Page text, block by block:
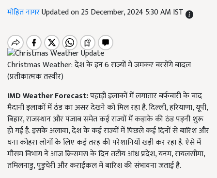
मोहित नागरUpdated on 25 December, 2024 5:30 AM IST
Christmas Weather: देश के इन 6 राज्यों में जमकर बरसेंगे बादल
(प्रतीकात्मक तस्वीर)
IMD Weather Forecast:पहाड़ी इलाकों में लगातार बर्फबारी के बाद
मैदानी इलाकों में ठंड का असर देखने को मिल रहा है. दिल्ली, हरियाणा, यूपी,
बिहार, राजस्थान और पंजाब समेत कई राज्यों में कड़ाके की ठंड पड़नी शुरू
हो गई है. इसके अलावा, देश के कई राज्यों में पिछले कई दिनों से बारिश और
घना कोहरा लोगों के लिए कई तरह की परेशानियों खड़ी कर रहा है. ऐसे में
मौसम विभाग ने आज क्रिसमस के दिन तटीय आंध्र प्रदेश, यनम, रायलसीमा,
तमिलनाडु, पुडुचेरी और कराईकल में बारिश की संभावना जताई है.